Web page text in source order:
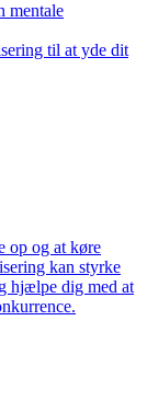
mentale
til at yde dit
op og at køre
kan styrke
hjælpe dig med at